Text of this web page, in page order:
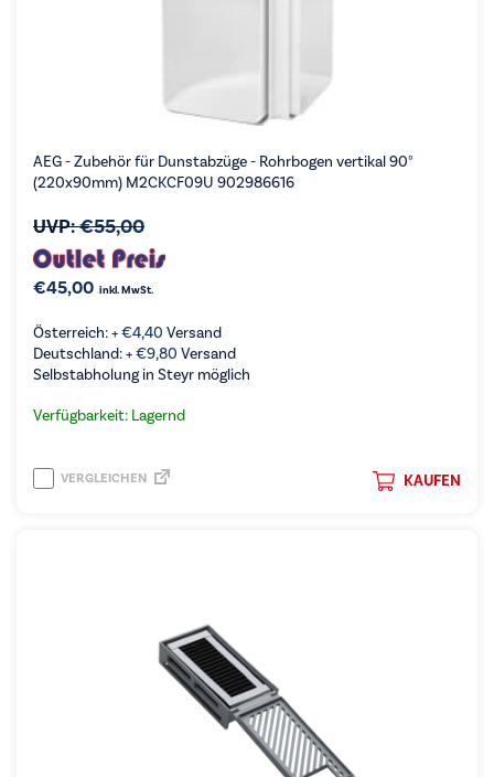
AEG - Zubehör für Dunstabzüge - Rohrbogen vertikal 90°
(220x90mm) M2CKCF09U 902986616
UVP:€55,00
€45,00 inkl. MwSt.
Österreich: +€4,40 Versand
Deutschland: +€9,80 Versand
Selbstabholung in Steyr möglich
Verfügbarkeit: Lagernd
KAUFEN
VERGLEICHEN